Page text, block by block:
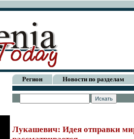
Регион Новости по разделам
Лукашевич: Идея отправки